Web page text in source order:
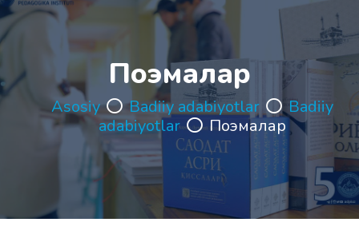
Поэмалар
Asosiy Badiiy adabiyotlar
Badiiy
adabiyotlar
Поэмалар